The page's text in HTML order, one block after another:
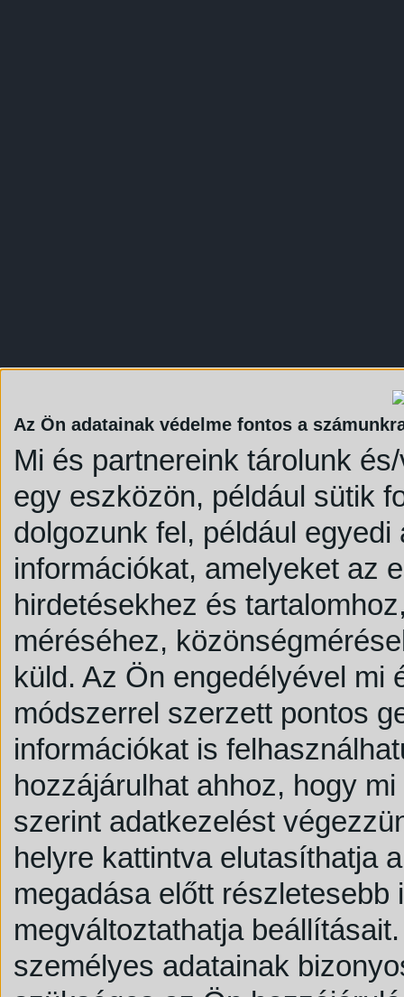
Az Ön adatainak védelme fontos a
Mi és partnereink tárolunk
egy eszközön, például sütik
dolgozunk fel, például
információkat, amelyeket az
hirdetésekhez és
méréséhez,
küld. Az Ön engedélyével mi
módszerrel szerzett pontos
információkat is
hozzájárulhat ahhoz, hogy
szerint adatkezelést
helyre kattintva elutasíthatja
megadása előtt
megváltoztathatja beállításait.
személyes adatainak